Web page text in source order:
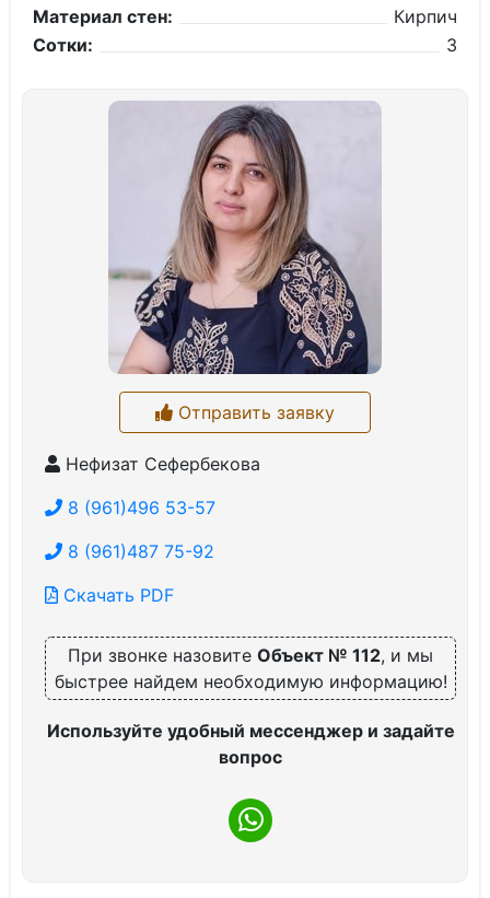
Материал стен:
Кирпич
Сотки:
3
Отправить заявку
Нефизат Сефербекова
8 (961)496 53-57
8 (961)487 75-92
Скачать PDF
При звонке назовите Объект № 112, и мы
быстрее найдем необходимую информацию!
Используйте удобный мессенджер и задайте
вопрос